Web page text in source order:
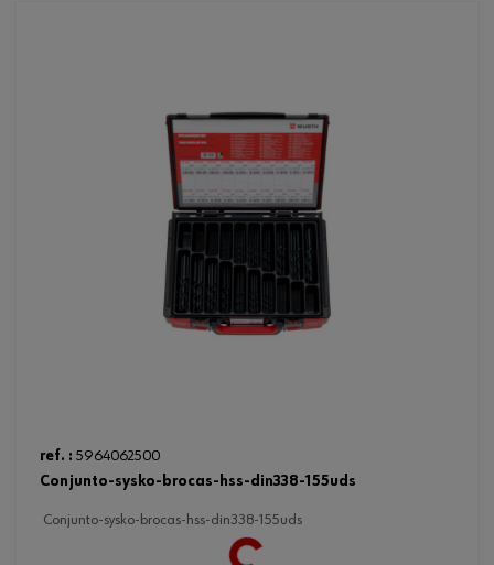
ref. : 5964062500
conjunto-sysko-brocas-hss-din338-155uds
conjunto-sysko-brocas-hss-din338-155uds